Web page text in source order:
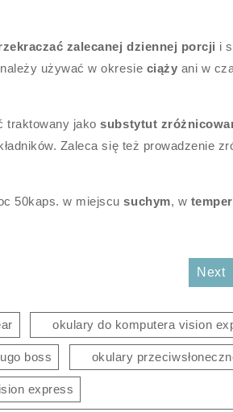
zalecanej dziennej porcji i
używać w okresie ciąży ani w
traktowany jakosubstytut
Zaleca się też prowadzenie
50kaps. w miejscusuchym, w
Next
okulary do komputera vision
boss okulary
express